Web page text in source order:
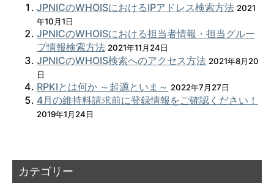
JPNICのWHOISにおけるIPアドレス検索方法 2021
年10月1日
JPNICのWHOISにおける担当者情報・担当グルー
プ情報検索方法 2021年11月24日
JPNICのWHOIS検索へのアクセス方法 2021年8月20
日
RPKIとは何か ～起源といま～ 2022年7月27日
4月の維持料請求前に登録情報をご確認ください！
2019年1月24日
カテゴリー